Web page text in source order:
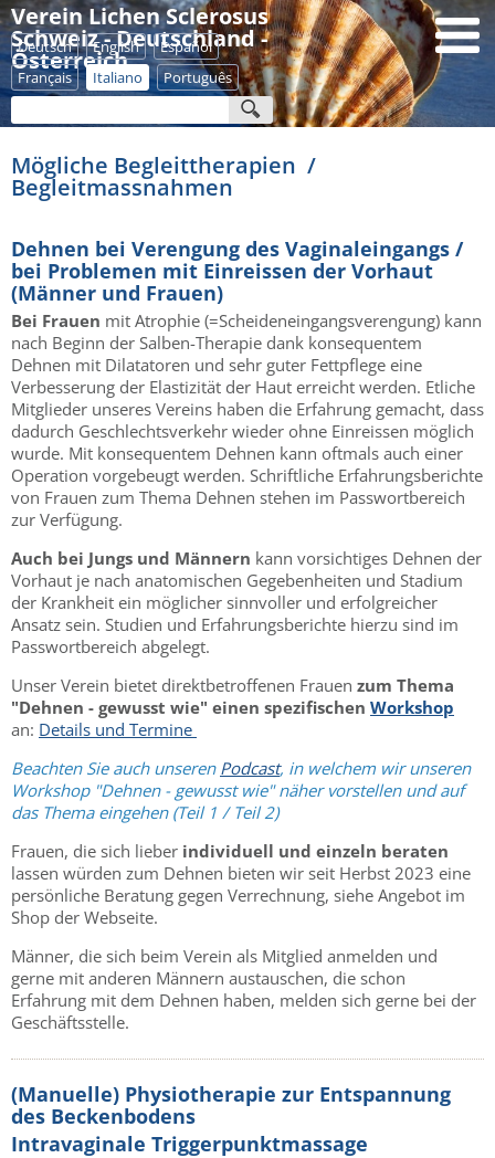
Verein Lichen Sclerosus
Schweiz - Deutschland -
Österreich
Deutsch English
Español
Français
Italiano Português
Mögliche Begleittherapien /
Begleitmassnahmen
Dehnen bei Verengung des Vaginaleingangs /
bei Problemen mit Einreissen der Vorhaut
(Männer und Frauen)
Bei Frauen mit Atrophie (=Scheideneingangsverengung) kann
nach Beginn der Salben-Therapie dank konsequentem
Dehnen mit Dilatatoren und sehr guter Fettpflege eine
Verbesserung der Elastizität der Haut erreicht werden. Etliche
Mitglieder unseres Vereins haben die Erfahrung gemacht, dass
dadurch Geschlechtsverkehr wieder ohne Einreissen möglich
wurde. Mit konsequentem Dehnen kann oftmals auch einer
Operation vorgebeugt werden. Schriftliche Erfahrungsberichte
von Frauen zum Thema Dehnen stehen im Passwortbereich
zur Verfügung.
Auch bei Jungs und Männern kann vorsichtiges Dehnen der
Vorhaut je nach anatomischen Gegebenheiten und Stadium
der Krankheit ein möglicher sinnvoller und erfolgreicher
Ansatz sein. Studien und Erfahrungsberichte hierzu sind im
Passwortbereich abgelegt.
Unser Verein bietet direktbetroffenen Frauen zum Thema
"Dehnen - gewusst wie" einen spezifischen Workshop
an: Details und Termine
Beachten Sie auch unseren Podcast, in welchem wirunseren
Workshop "Dehnen - gewusst wie" näher vorstellen und auf
das Thema eingehen (Teil 1 / Teil 2)
Frauen, die sich lieber individuell und einzeln beraten
lassen würden zum Dehnen bieten wir seit Herbst 2023 eine
persönliche Beratung gegen Verrechnung, siehe Angebot im
Shop der Webseite.
Männer, die sich beim Verein als Mitglied anmelden und
gerne mit anderen Männern austauschen, die schon
Erfahrung mit dem Dehnen haben, melden sich gerne bei der
Geschäftsstelle.
(Manuelle) Physiotherapie zur Entspannung
des Beckenbodens
Intravaginale Triggerpunktmassage